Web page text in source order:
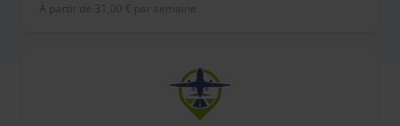
À partir de 31,00 € par semaine